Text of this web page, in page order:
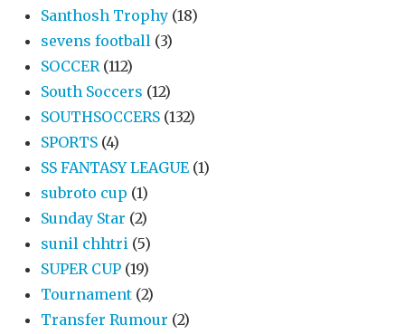
Santhosh Trophy (18)
sevens football (3)
SOCCER (112)
South Soccers (12)
SOUTHSOCCERS (132)
SPORTS (4)
SS FANTASY LEAGUE (1)
subroto cup (1)
Sunday Star (2)
sunil chhtri (5)
SUPER CUP (19)
Tournament (2)
Transfer Rumour (2)